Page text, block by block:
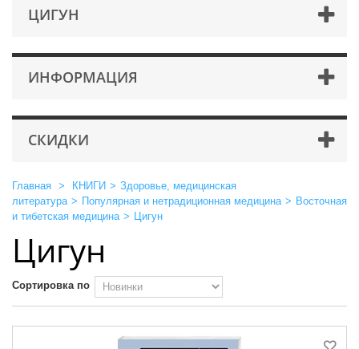
ЦИГУН
ИНФОРМАЦИЯ
СКИДКИ
Главная > КНИГИ > Здоровье, медицинская
литература > Популярная и нетрадиционная медицина > Восточная
и тибетская медицина > Цигун
Цигун
Сортировка по